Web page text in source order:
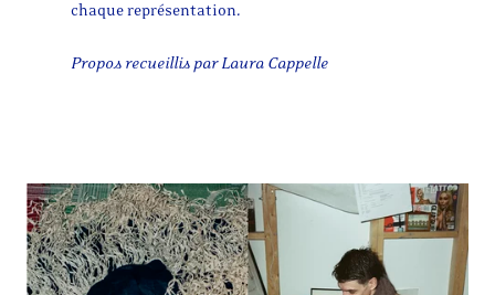
chaque représentation.
Propos recueillis par Laura Cappelle